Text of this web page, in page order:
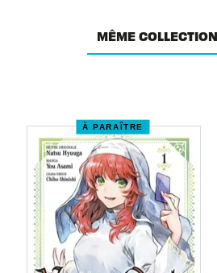
MÊME COLLECTION
À PARAÎTRE